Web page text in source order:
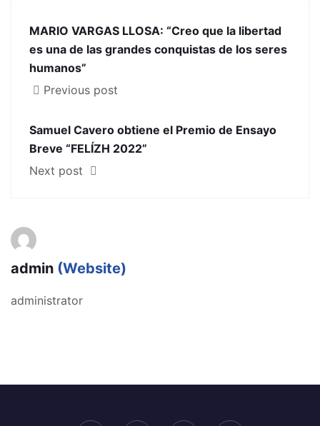
MARIO VARGAS LLOSA: “Creo que la libertad
es una de las grandes conquistas de los seres
humanos”
Previous post
Samuel Cavero obtiene el Premio de Ensayo
Breve “FELÍZH 2022”
Next post
admin (Website)
administrator